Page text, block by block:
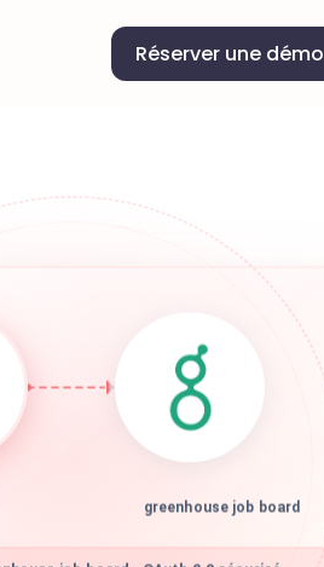
Réserver une démo
greenhouse job board